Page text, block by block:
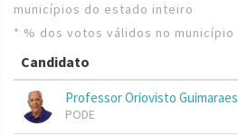
municípios do estado inteiro
* % dos votos válidos no município
Candidato
Professor Oriovisto Guimaraes
PODE